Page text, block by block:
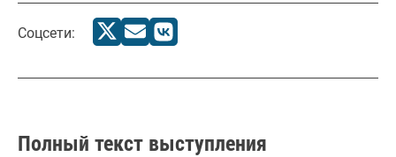
Соцсети:
Полный текст выступления